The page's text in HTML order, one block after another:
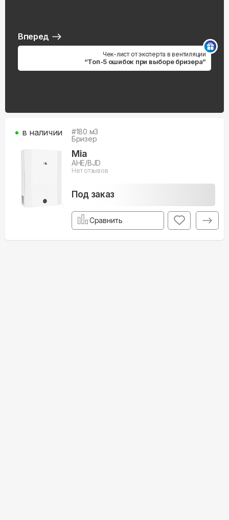
#180 м3
Бризер
Mia
AHE/BJD
Нет отзывов
Под заказ
в наличии
Сравнить
Вперед
Чек-лист от эксперта в вентиляции
“Топ-5 ошибок при выборе бризера”